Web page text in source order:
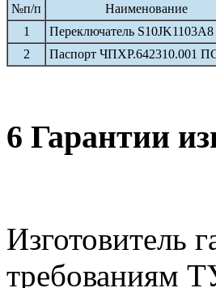
№п/п Наименование
1
Переключатель S10JK1103A8
2
Паспорт ЧПХР.642310.001
6 Гарантии
Изготовитель
требованиям